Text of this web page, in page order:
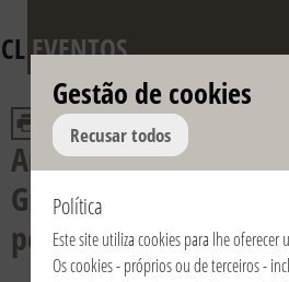
CLEVENTOS
Aniversário da
Giussani e do
pontifício da
Gestão de cookies
Recusar todos
Política
Este site utiliza cookies para lhe oferecer
Os cookies - próprios ou de terceiros -